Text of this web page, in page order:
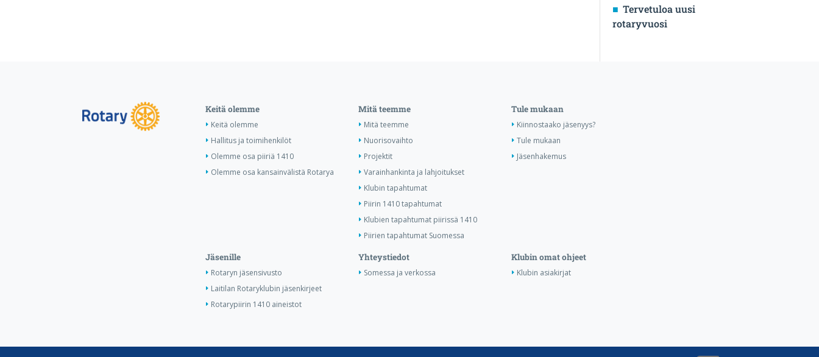
Tervetuloa uusi
rotaryvuosi
Keitä olemme
Keitä olemme
Hallitus ja toimihenkilöt
Olemme osa piiriä 1410
Olemme osa kansainvälistä Rotarya
Mitä teemme
Mitä teemme
Nuorisovaihto
Projektit
Varainhankinta ja lahjoitukset
Klubin tapahtumat
Piirin 1410 tapahtumat
Klubien tapahtumat piirissä 1410
Piirien tapahtumat Suomessa
Tule mukaan
Kiinnostaako jäsenyys?
Tule mukaan
Jäsenhakemus
Jäsenille
Rotaryn jäsensivusto
Laitilan Rotaryklubin jäsenkirjeet
Rotarypiirin 1410 aineistot
Yhteystiedot
Somessa ja verkossa
Klubin omat ohjeet
Klubin asiakirjat